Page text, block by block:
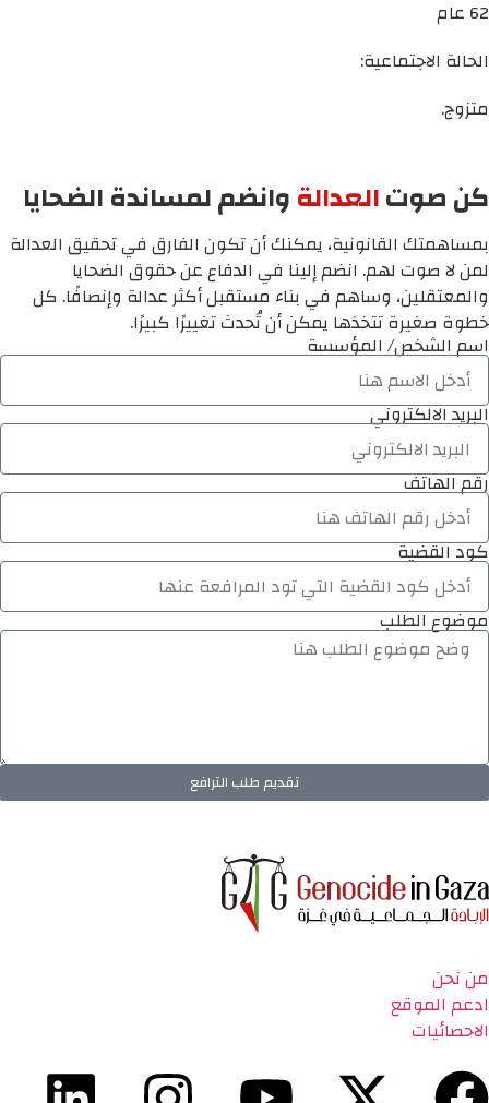
62 عام
الحالة الاجتماعية:
متزوج.
كن صوتالعدالةوانضم لمساندة الضحايا
بمساهمتك القانونية، يمكنك أن تكون الفارق في تحقيق العدالة
لمن لا صوت لهم. انضم إلينا في الدفاع عن حقوق الضحايا
والمعتقلين، وساهم في بناء مستقبل أكثر عدالة وإنصافًا. كل
خطوة صغيرة تتخذها يمكن أن تُحدث تغييرًا كبيرًا.
اسم الشخص/ المؤسسة
البريد الالكتروني
رقم الهاتف
كود القضية
موضوع الطلب
تقديم طلب الترافع
من نحن
ادعم الموقع
الاحصائيات